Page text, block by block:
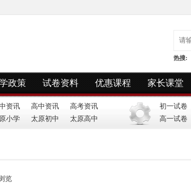
热搜:
政策 试卷资料 优惠课程 家长课堂
资讯 高中资讯
高考资讯
小学
太原初中 太原高中
初一试卷
高一试卷
览